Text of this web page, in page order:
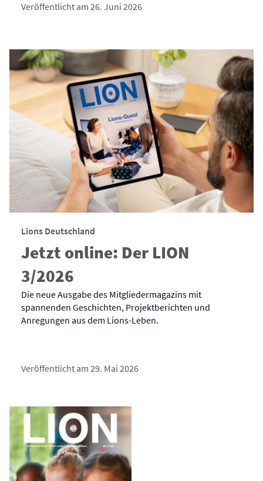
Veröffentlicht am 26. Juni 2026
Lions Deutschland
Jetzt online: Der LION
3/2026
Die neue Ausgabe des Mitgliedermagazins mit
spannenden Geschichten, Projektberichten und
Anregungen aus dem Lions-Leben.
Veröffentlicht am 29. Mai 2026